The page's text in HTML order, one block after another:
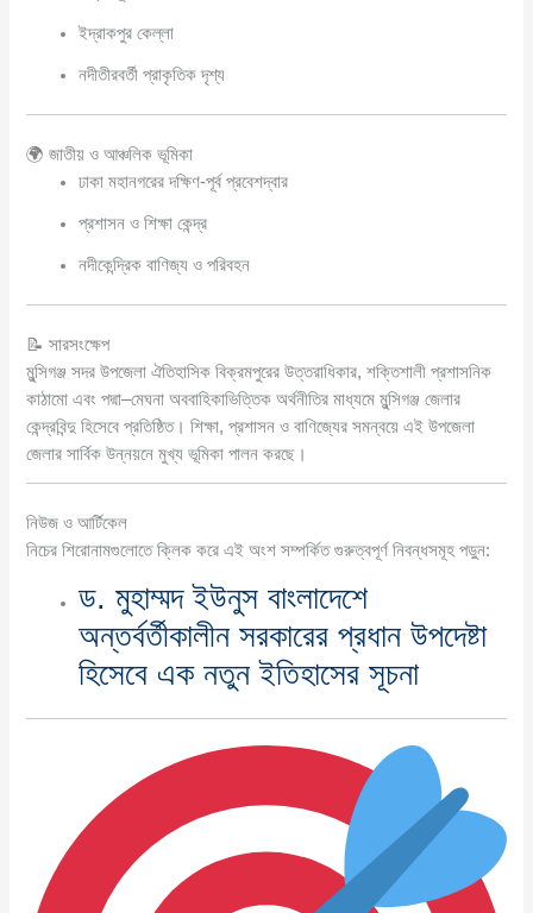
ইদ্রাকপুর কেল্লা
নদীতীরবর্তী প্রাকৃতিক দৃশ্য
🌍 জাতীয় ও আঞ্চলিক ভূমিকা
ঢাকা মহানগরের দক্ষিণ-পূর্ব প্রবেশদ্বার
প্রশাসন ও শিক্ষা কেন্দ্র
নদীকেন্দ্রিক বাণিজ্য ও পরিবহন
📝 সারসংক্ষেপ
মুন্সিগঞ্জ সদর উপজেলা ঐতিহাসিক বিক্রমপুরের উত্তরাধিকার, শক্তিশালী প্রশাসনিক
কাঠামো এবং পদ্মা–মেঘনা অববাহিকাভিত্তিক অর্থনীতির মাধ্যমে মুন্সিগঞ্জ জেলার
কেন্দ্রবিন্দু হিসেবে প্রতিষ্ঠিত। শিক্ষা, প্রশাসন ও বাণিজ্যের সমন্বয়ে এই উপজেলা
জেলার সার্বিক উন্নয়নে মুখ্য ভূমিকা পালন করছে।
নিউজ ও আর্টিকেল
নিচের শিরোনামগুলোতে ক্লিক করে এই অংশ সম্পর্কিত গুরুত্বপূর্ণ নিবন্ধসমূহ পড়ুন:
ড. মুহাম্মদ ইউনুস বাংলাদেশে
অন্তর্বর্তীকালীন সরকারের প্রধান উপদেষ্টা
হিসেবে এক নতুন ইতিহাসের সূচনা